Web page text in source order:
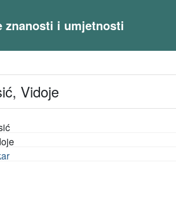
znanosti i umjetnosti
Vidoje